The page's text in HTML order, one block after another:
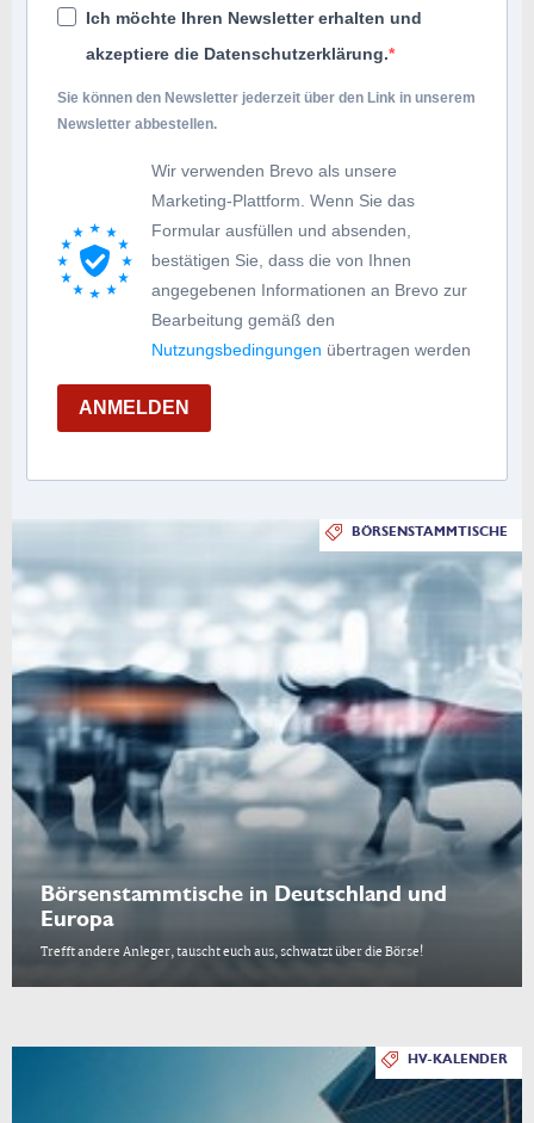
Ich möchte Ihren Newsletter erhalten und
akzeptiere die Datenschutzerklärung.
Sie können den Newsletter jederzeit über den Link in unserem
Newsletter abbestellen.
Wir verwenden Brevo als unsere
Marketing-Plattform. Wenn Sie das
Formular ausfüllen und absenden,
bestätigen Sie, dass die von Ihnen
angegebenen Informationen an Brevo zur
Bearbeitung gemäß den
Nutzungsbedingungen übertragen werden
ANMELDEN
BÖRSENSTAMMTISCHE
Börsenstammtische in Deutschland und
Europa
Trefft andere Anleger, tauscht euch aus, schwatzt über die Börse!
HV-KALENDER